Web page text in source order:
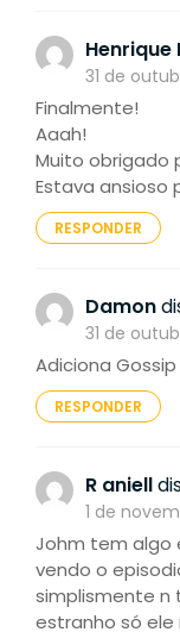
Henrique
31 de
Finalmente!
Aaah!
Muito obrigado
Estava ansioso
RESPONDER
Damon
31 de
Adiciona
RESPONDER
R aniell
1 de
Johm tem algo
vendo o
simplismente n
estranho só